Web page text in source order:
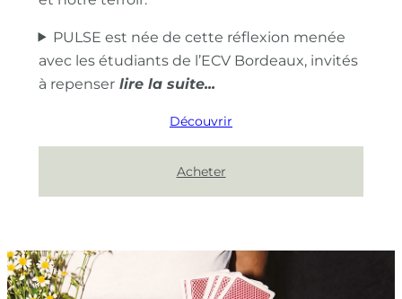
PULSE est née de cette réflexion menée
avec les étudiants de l’ECV Bordeaux, invités
à repenser
Découvrir
Acheter